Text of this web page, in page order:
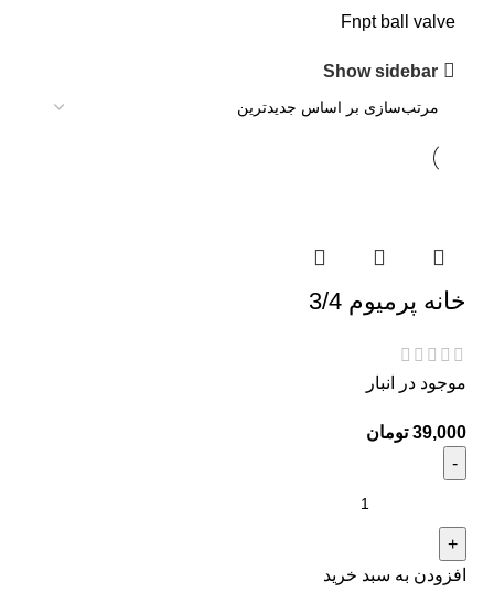
Fnpt ball valve
Show sidebar
خانه پرمیوم 3/4
موجود در انبار
تومان
افزودن به سبد خرید